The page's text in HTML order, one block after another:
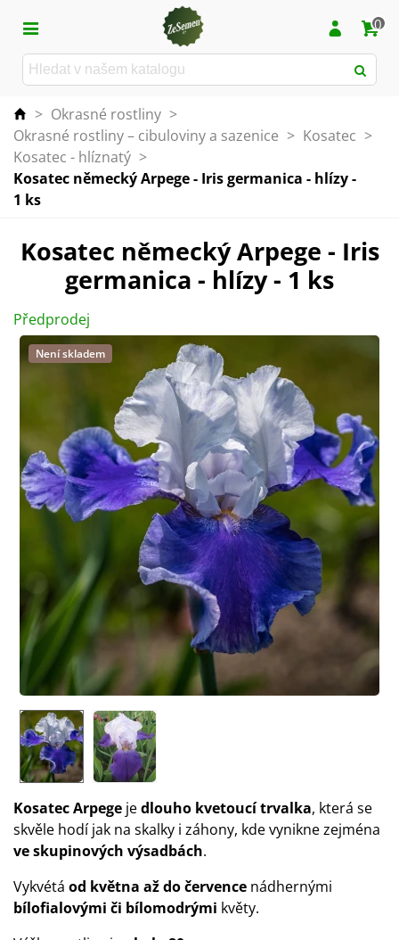
0
> Okrasné rostliny >
Okrasné rostliny – cibuloviny a sazenice > Kosatec >
Kosatec - hlíznatý >
Kosatec německý Arpege - Iris germanica - hlízy -
1 ks
Kosatec německý Arpege - Iris
germanica - hlízy - 1 ks
Předprodej
Není skladem
Kosatec Arpege jedlouho kvetoucí trvalka, která se
skvěle hodí jak na skalky i záhony, kde vynikne zejména
ve skupinových výsadbách.
Vykvétá od května až do července nádhernými
bílofialovými či bílomodrými květy.